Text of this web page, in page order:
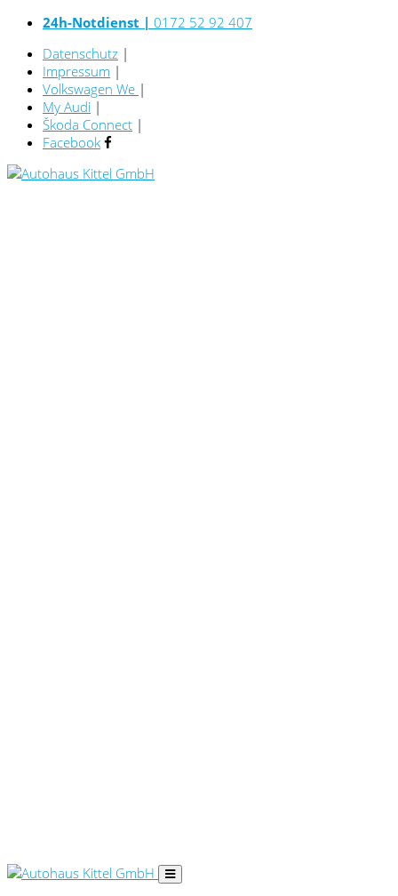
24h-Notdienst | 0172 52 92 407
Datenschutz |
Impressum |
Volkswagen We |
My Audi |
Škoda Connect |
Facebook